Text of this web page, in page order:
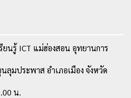
นรู้ ICT แม่ฮ่องสอน อุทยานการ
มประพาส อำเภอเมือง จังหวัด
น.